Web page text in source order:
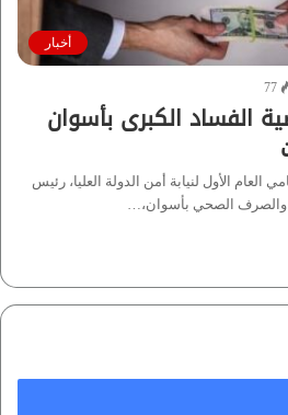
أخبار
77
الفساد الكبرى بأسوان
العام الأول لنيابة أمن الدولة العليا، رئيس
الصحي بأسوان،…